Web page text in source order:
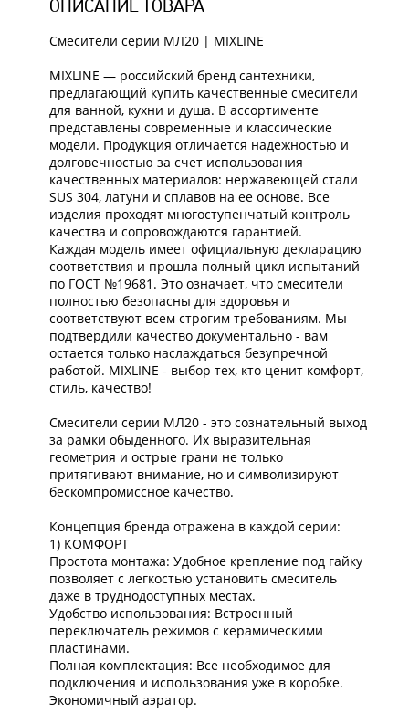
ОПИСАНИЕ ТОВАРА
Смесители серии МЛ20 | MIXLINE
MIXLINE — российский бренд сантехники,
предлагающий купить качественные смесители
для ванной, кухни и душа. В ассортименте
представлены современные и классические
модели. Продукция отличается надежностью и
долговечностью за счет использования
качественных материалов: нержавеющей стали
SUS 304, латуни и сплавов на ее основе. Все
изделия проходят многоступенчатый контроль
качества и сопровождаются гарантией.
Каждая модель имеет официальную декларацию
соответствия и прошла полный цикл испытаний
по ГОСТ №19681. Это означает, что смесители
полностью безопасны для здоровья и
соответствуют всем строгим требованиям. Мы
подтвердили качество документально - вам
остается только наслаждаться безупречной
работой. MIXLINE - выбор тех, кто ценит комфорт,
стиль, качество!
Смесители серии МЛ20 - это сознательный выход
за рамки обыденного. Их выразительная
геометрия и острые грани не только
притягивают внимание, но и символизируют
бескомпромиссное качество.
Концепция бренда отражена в каждой серии:
1) КОМФОРТ
Простота монтажа: Удобное крепление под гайку
позволяет с легкостью установить смеситель
даже в труднодоступных местах.
Удобство использования: Встроенный
переключатель режимов с керамическими
пластинами.
Полная комплектация: Все необходимое для
подключения и использования уже в коробке.
Экономичный аэратор.